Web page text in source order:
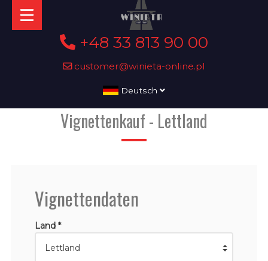
+48 33 813 90 00
customer@winieta-online.pl
Deutsch
Vignettenkauf - Lettland
Vignettendaten
Land *